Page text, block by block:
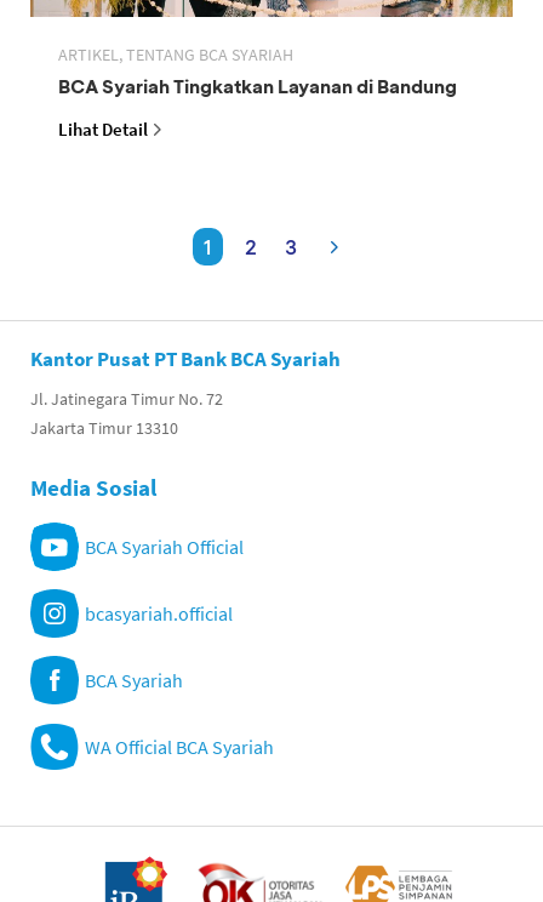
ARTIKEL, TENTANG BCA SYARIAH
BCA Syariah Tingkatkan Layanan di Bandung
Lihat Detail
1 2 3
Kantor Pusat PT Bank BCA Syariah
Jl. Jatinegara Timur No. 72
Jakarta Timur 13310
Media Sosial
BCA Syariah Official
bcasyariah.official
BCA Syariah
WA Official BCA Syariah